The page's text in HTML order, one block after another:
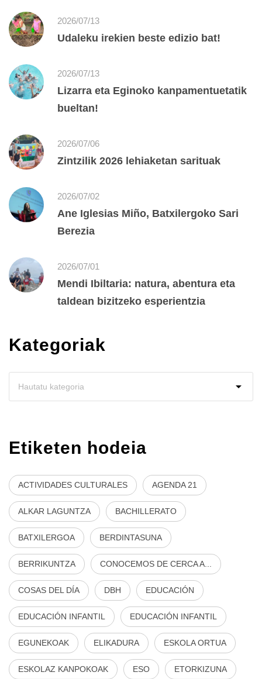
2026/07/13
Udaleku irekien beste edizio bat!
2026/07/13
Lizarra eta Eginoko kanpamentuetatik
bueltan!
2026/07/06
Zintzilik 2026 lehiaketan sarituak
2026/07/02
Ane Iglesias Miño, Batxilergoko Sari
Berezia
2026/07/01
Mendi Ibiltaria: natura, abentura eta
taldean bizitzeko esperientzia
Kategoriak
Etiketen hodeia
ACTIVIDADES CULTURALES AGENDA 21
ALKAR LAGUNTZA BACHILLERATO
BATXILERGOA BERDINTASUNA
BERRIKUNTZA CONOCEMOS DE CERCA A...
COSAS DEL DÍA DBH EDUCACIÓN
EDUCACIÓN INFANTIL EDUCACIÓN INFANTIL
EGUNEKOAK ELIKADURA ESKOLA ORTUA
ESKOLAZ KANPOKOAK ESO ETORKIZUNA